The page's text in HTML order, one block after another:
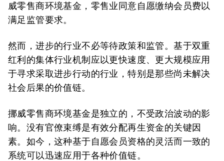
威零售商环境基金，零售业同意自愿缴纳会员费以
满足监管要求。
然而，进步的行业不必等待政策和监管。基于双重
红利的集体行业机制应以更快速度、更大规模应用
于寻求采取进步行动的行业，特别是那些尚未解决
社会后果的价值链。
挪威零售商环境基金是独立的，不受政治波动的影
响。没有官僚束缚是有效分配再生资金的关键因
素。如今，这种基于自愿会员资格的灵活而一致的
系统可以迅速应用于各种价值链。